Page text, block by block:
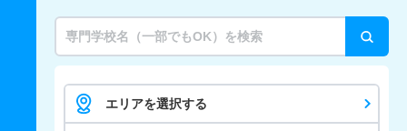
エリアを選択する